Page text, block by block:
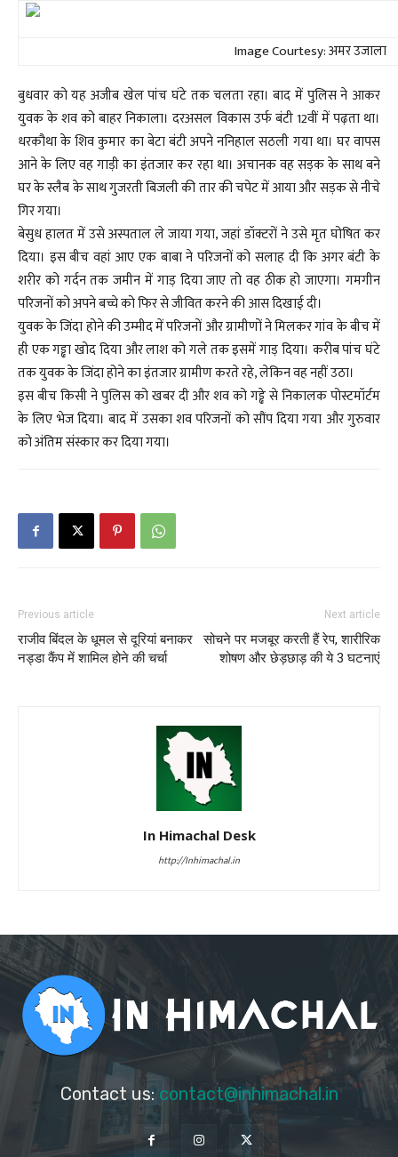
Image Courtesy: अमर उजाला
बुधवार को यह अजीब खेल पांच घंटे तक चलता रहा। बाद में पुलिस ने आकर
युवक के शव को बाहर निकाला। दरअसल विकास उर्फ बंटी 12वीं में पढ़ता था।
धरकौथा के शिव कुमार का बेटा बंटी अपने ननिहाल सठली गया था। घर वापस
आने के लिए वह गाड़ी का इंतजार कर रहा था। अचानक वह सड़क के साथ बने
घर के स्लैब के साथ गुजरती बिजली की तार की चपेट में आया और सड़क से नीचे
गिर गया।
बेसुध हालत में उसे अस्पताल ले जाया गया, जहां डॉक्टरों ने उसे मृत घोषित कर
दिया। इस बीच वहां आए एक बाबा ने परिजनों को सलाह दी कि अगर बंटी के
शरीर को गर्दन तक जमीन में गाड़ दिया जाए तो वह ठीक हो जाएगा। गमगीन
परिजनों को अपने बच्चे को फिर से जीवित करने की आस दिखाई दी।
युवक के जिंदा होने की उम्मीद में परिजनों और ग्रामीणों ने मिलकर गांव के बीच में
ही एक गड्ढा खोद दिया और लाश को गले तक इसमें गाड़ दिया। करीब पांच घंटे
तक युवक के जिंदा होने का इंतजार ग्रामीण करते रहे, लेकिन वह नहीं उठा।
इस बीच किसी ने पुलिस को खबर दी और शव को गड्ढे से निकालक पोस्टमॉर्टम
के लिए भेज दिया। बाद में उसका शव परिजनों को सौंप दिया गया और गुरुवार
को अंतिम संस्कार कर दिया गया।
Previous article
राजीव बिंदल के धूमल से दूरियां बनाकर
नड्डा कैंप में शामिल होने की चर्चा
Next article
सोचने पर मजबूर करती हैं रेप, शारीरिक
शोषण और छेड़छाड़ की ये 3 घटनाएं
In Himachal Desk
http://Inhimachal.in
Contact us: contact@inhimachal.in